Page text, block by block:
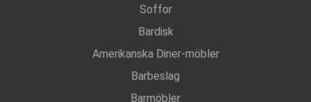
Soffor
Bardisk
Amerikanska Diner-möbler
Barbeslag
Barmöbler